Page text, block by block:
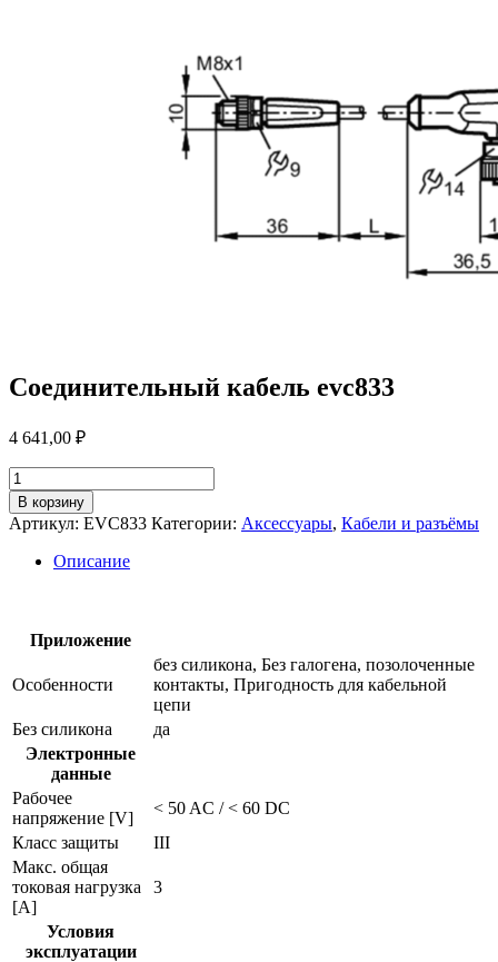
Соединительный кабель evc833
4 641,00 ₽
Количество
товара
Соединительный
кабель
evc833
В корзину
Артикул: EVC833 Категории: Аксессуары, Кабели и разъёмы
Описание
Приложение
Особенности
без силикона, Без галогена, позолоченные
контакты, Пригодность для кабельной
цепи
Без силикона
да
Электронные
данные
Рабочее
напряжение [V]
< 50 AC / < 60 DC
Класс защиты
III
Макс. общая
токовая нагрузка
[A]
3
Условия
эксплуатации